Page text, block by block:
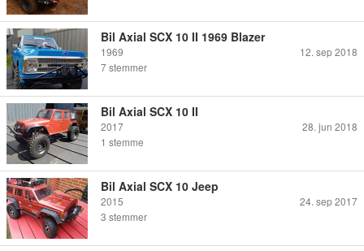
Bil Axial SCX 10 II 1969 Blazer
1969
12. sep 2018
7 stemmer
Bil Axial SCX 10 II
2017
28. jun 2018
1 stemme
Bil Axial SCX 10 Jeep
2015
24. sep 2017
3 stemmer